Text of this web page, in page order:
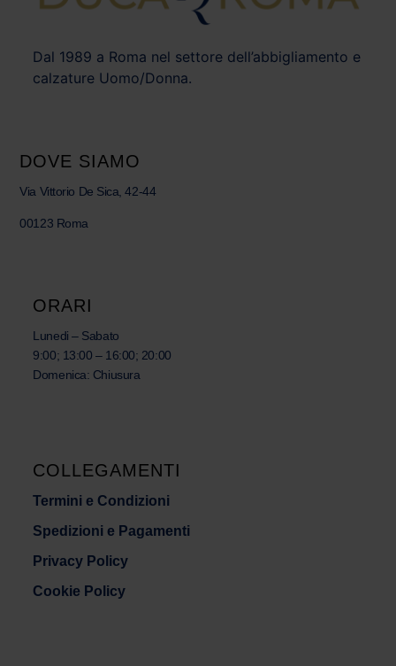
Dal 1989 a Roma nel settore dell’abbigliamento e
calzature Uomo/Donna.
DOVE SIAMO
Via Vittorio De Sica, 42-44
00123 Roma
ORARI
Lunedi – Sabato
9:00; 13:00 – 16:00; 20:00
Domenica: Chiusura
COLLEGAMENTI
Termini e Condizioni
Spedizioni e Pagamenti
Privacy Policy
Cookie Policy